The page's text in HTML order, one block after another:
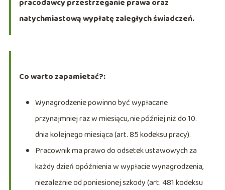
pracodawcy przestrzeganie prawa oraz
natychmiastową wypłatę zaległych świadczeń.
Co warto zapamietać?:
Wynagrodzenie powinno być wypłacane
przynajmniej raz w miesiącu, nie później niż do 10.
dnia kolejnego miesiąca (art. 85 kodeksu pracy).
Pracownik ma prawo do odsetek ustawowych za
każdy dzień opóźnienia w wypłacie wynagrodzenia,
niezależnie od poniesionej szkody (art. 481 kodeksu